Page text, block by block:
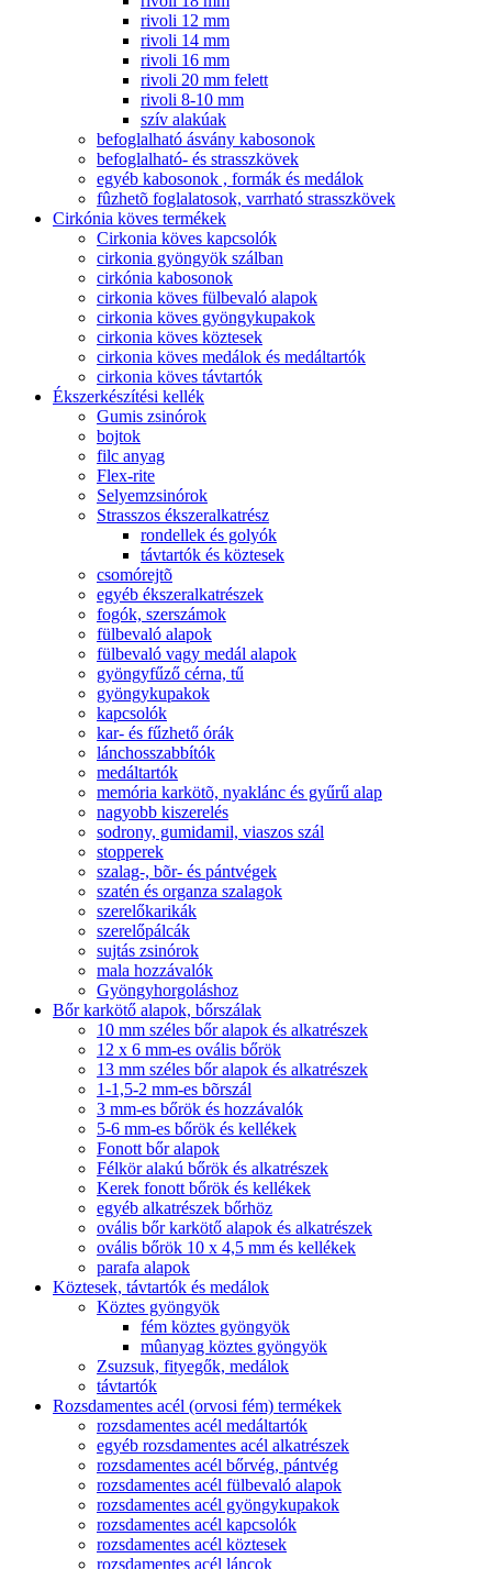
rivoli 12 mm
rivoli 14 mm
rivoli 16 mm
rivoli 20 mm felett
rivoli 8-10 mm
szív alakúak
befoglalható ásvány kabosonok
befoglalható- és strasszkövek
egyéb kabosonok , formák és medálok
fûzhetõ foglalatosok, varrható strasszkövek
Cirkónia köves termékek
Cirkonia köves kapcsolók
cirkonia gyöngyök szálban
cirkónia kabosonok
cirkonia köves fülbevaló alapok
cirkonia köves gyöngykupakok
cirkonia köves köztesek
cirkonia köves medálok és medáltartók
cirkonia köves távtartók
Ékszerkészítési kellék
Gumis zsinórok
bojtok
filc anyag
Flex-rite
Selyemzsinórok
Strasszos ékszeralkatrész
rondellek és golyók
távtartók és köztesek
csomórejtõ
egyéb ékszeralkatrészek
fogók, szerszámok
fülbevaló alapok
fülbevaló vagy medál alapok
gyöngyfűző cérna, tű
gyöngykupakok
kapcsolók
kar- és fűzhető órák
lánchosszabbítók
medáltartók
memória karkötõ, nyaklánc és gyűrű alap
nagyobb kiszerelés
sodrony, gumidamil, viaszos szál
stopperek
szalag-, bõr- és pántvégek
szatén és organza szalagok
szerelőkarikák
szerelőpálcák
sujtás zsinórok
mala hozzávalók
Gyöngyhorgoláshoz
Bőr karkötő alapok, bőrszálak
10 mm széles bőr alapok és alkatrészek
12 x 6 mm-es ovális bőrök
13 mm széles bőr alapok és alkatrészek
1-1,5-2 mm-es bõrszál
3 mm-es bőrök és hozzávalók
5-6 mm-es bőrök és kellékek
Fonott bőr alapok
Félkör alakú bőrök és alkatrészek
Kerek fonott bőrök és kellékek
egyéb alkatrészek bőrhöz
ovális bőr karkötő alapok és alkatrészek
ovális bőrök 10 x 4,5 mm és kellékek
parafa alapok
Köztesek, távtartók és medálok
Köztes gyöngyök
fém köztes gyöngyök
mûanyag köztes gyöngyök
Zsuzsuk, fityegők, medálok
távtartók
Rozsdamentes acél (orvosi fém) termékek
rozsdamentes acél medáltartók
egyéb rozsdamentes acél alkatrészek
rozsdamentes acél bőrvég, pántvég
rozsdamentes acél fülbevaló alapok
rozsdamentes acél gyöngykupakok
rozsdamentes acél kapcsolók
rozsdamentes acél köztesek
rozsdamentes acél láncok